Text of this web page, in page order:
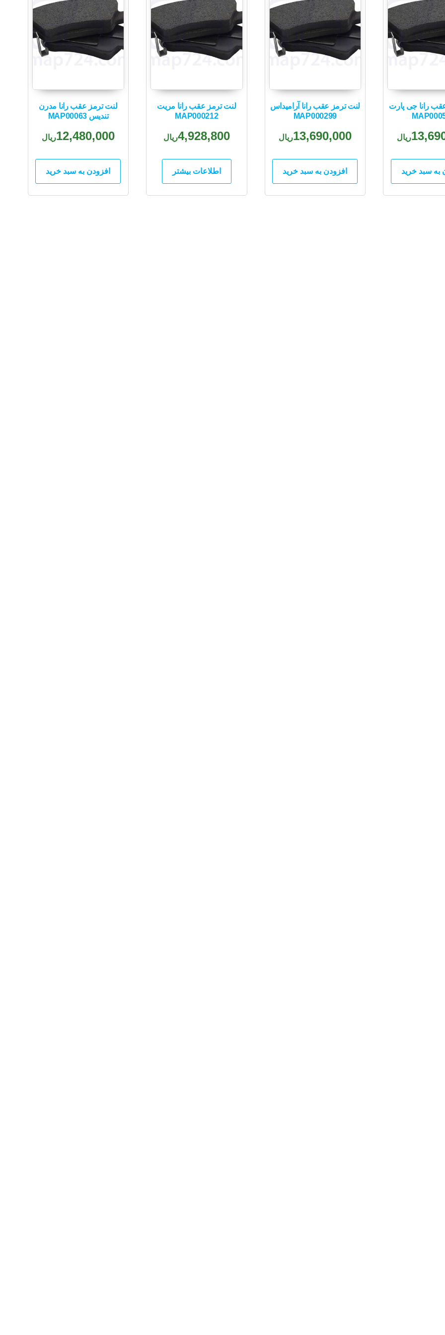
رانا جی پارت
ریال
به سبد خرید
لنت ترمز عقب رانا آرامیداس
MAP000299
13,690,000ریال
افزودن به سبد خرید
لنت ترمز عقب رانا مریت
MAP000212
4,928,800ریال
اطلاعات بیشتر
لنت ترمز عقب رانا مدرن
تندیس MAP00063
12,480,000ریال
افزودن به سبد خرید